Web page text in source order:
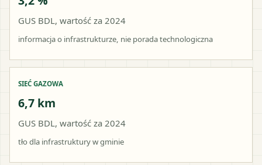
GUS BDL, wartość za 2024
informacja o infrastrukturze, nie porada technologiczna
SIEĆ GAZOWA
6,7 km
GUS BDL, wartość za 2024
tło dla infrastruktury w gminie